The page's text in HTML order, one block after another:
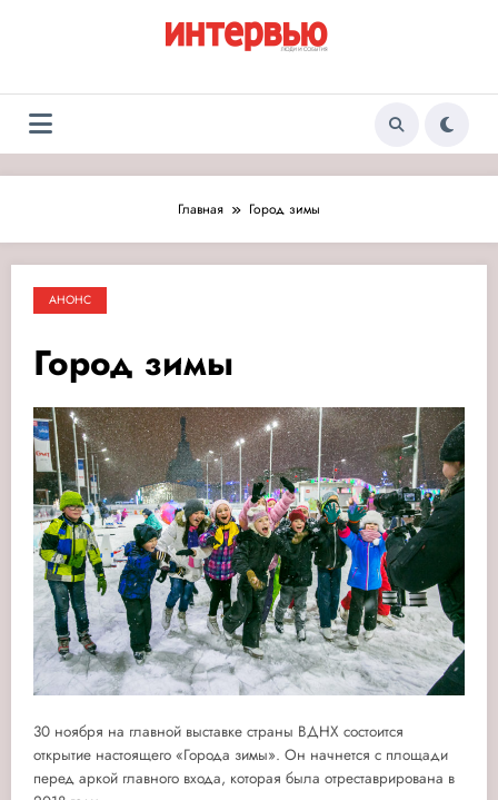
Журнал «Интервью:
Люди и события»
Люди и события
Главная Город зимы
АНОНС
Город зимы
30 ноября на главной выставке страны ВДНХ состоится
открытие настоящего «Города зимы». Он начнется с площади
перед аркой главного входа, которая была отреставрирована в